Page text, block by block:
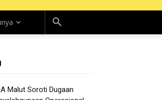
Malut Soroti Dugaan